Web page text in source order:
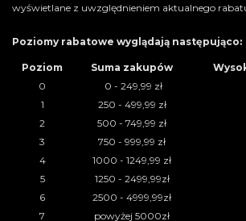
wyświetlane z uwzględnieniem aktualnego
Poziomy rabatowe wyglądają następująco:
Poziom Suma zakupów
0
0 - 249,99 zł
1
250 - 499,99 zł
2
500 - 749,99 zł
3
750 - 999,99 zł
4
1000 - 1249,99 zł
5
1250 - 2499,99zł
6
2500 - 4999,99zł
7
powyżej 5000zł